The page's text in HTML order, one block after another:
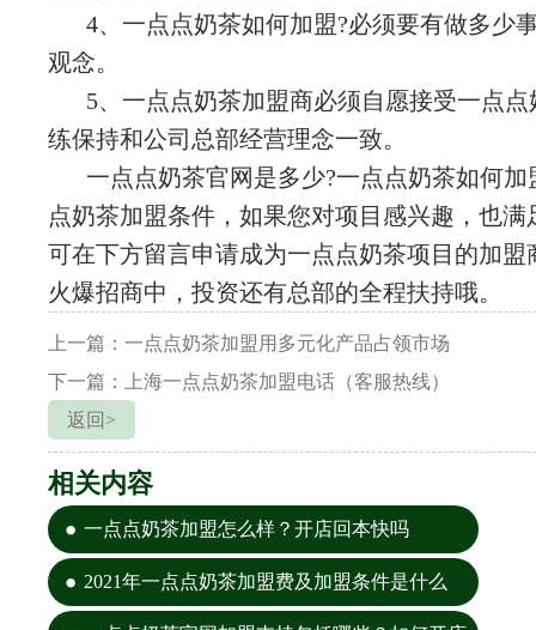
4、一点点奶茶如何加盟?必须要有做多少
观念。
5、一点点奶茶加盟商必须自愿接受一点
练保持和公司总部经营理念一致。
一点点奶茶官网是多少?一点点奶茶如何加
点奶茶加盟条件，如果您对项目感兴趣，也
可在下方留言申请成为一点点奶茶项目的加盟
火爆招商中，投资还有总部的全程扶持哦。
上一篇：一点点奶茶加盟用多元化产品占领市场
下一篇：上海一点点奶茶加盟电话（客服热线）
返回>
相关内容
一点点奶茶加盟怎么样？开店回本快吗
2021年一点点奶茶加盟费及加盟条件是什么